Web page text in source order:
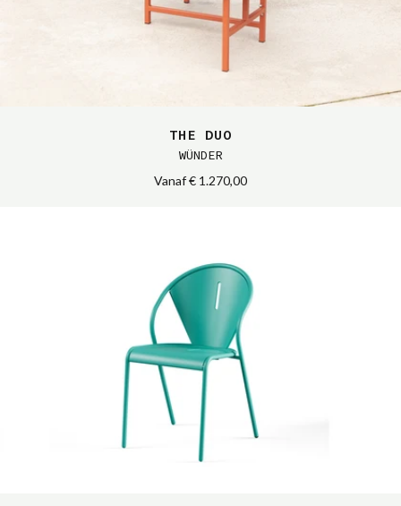
THE DUO
WÜNDER
Vanaf€ 1.270,00